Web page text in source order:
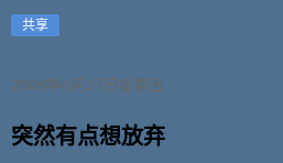
共享
2008年6月27日星期五
突然有点想放弃